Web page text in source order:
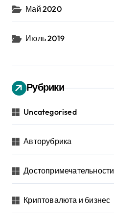
Май 2020
Июль 2019
Рубрики
Uncategorised
Авторубрика
Достопримечательности
Криптовалюта и бизнес